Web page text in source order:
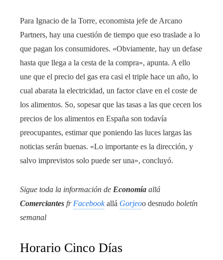
Para Ignacio de la Torre, economista jefe de Arcano
Partners, hay una cuestión de tiempo que eso traslade a lo
que pagan los consumidores. «Obviamente, hay un defase
hasta que llega a la cesta de la compra», apunta. A ello
une que el precio del gas era casi el triple hace un año, lo
cual abarata la electricidad, un factor clave en el coste de
los alimentos. So, sopesar que las tasas a las que cecen los
precios de los alimentos en España son todavía
preocupantes, estimar que poniendo las luces largas las
noticias serán buenas. «Lo importante es la dirección, y
salvo imprevistos solo puede ser una», concluyó.
Sigue toda la información de Economía allá
Comerciantes fr Facebookallá Gorjeoo desnudo boletín
semanal
Horario Cinco Días